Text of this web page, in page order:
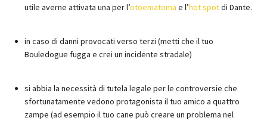
utile averne attivata una per l’otoematoma e l’hot spotdi Dante.
in caso di danni provocati verso terzi (metti che il tuo
Bouledogue fugga e crei un incidente stradale)
si abbia la necessità di tutela legale per le controversie che
sfortunatamente vedono protagonista il tuo amico a quattro
zampe (ad esempio il tuo cane può creare un problema nel